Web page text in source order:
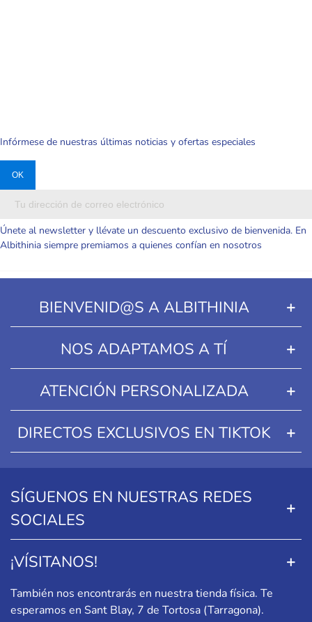
Infórmese de nuestras últimas noticias y ofertas especiales
Únete al newsletter y llévate un descuento exclusivo de bienvenida. En
Albithinia siempre premiamos a quienes confían en nosotros
BIENVENID@S A ALBITHINIA
NOS ADAPTAMOS A TÍ
ATENCIÓN PERSONALIZADA
DIRECTOS EXCLUSIVOS EN TIKTOK
SÍGUENOS EN NUESTRAS REDES
SOCIALES
¡VÍSITANOS!
También nos encontrarás en nuestra tienda física. Te
esperamos en Sant Blay, 7 de Tortosa (Tarragona).